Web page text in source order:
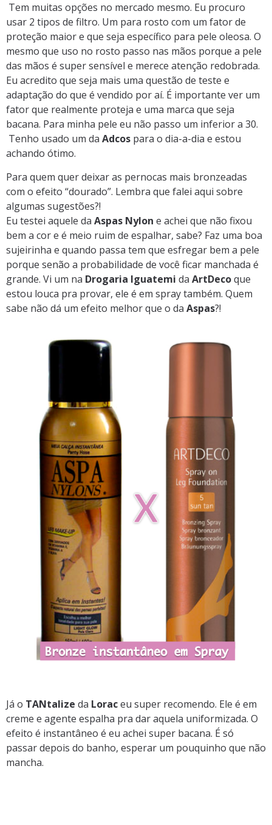
Tem muitas opções no mercado mesmo. Eu procuro
usar 2 tipos de filtro. Um para rosto com um fator de
proteção maior e que seja específico para pele oleosa. O
mesmo que uso no rosto passo nas mãos porque a pele
das mãos é super sensível e merece atenção redobrada.
Eu acredito que seja mais uma questão de teste e
adaptação do que é vendido por aí. É importante ver um
fator que realmente proteja e uma marca que seja
bacana. Para minha pele eu não passo um inferior a 30.
Tenho usado um da Adcos para o dia-a-dia e estou
achando ótimo.
Para quem quer deixar as pernocas mais bronzeadas
com o efeito “dourado”. Lembra que falei aqui sobre
algumas sugestões?!
Eu testei aquele da Aspas Nylon e achei que não fixou
bem a cor e é meio ruim de espalhar, sabe? Faz uma boa
sujeirinha e quando passa tem que esfregar bem a pele
porque senão a probabilidade de você ficar manchada é
grande. Vi um na Drogaria Iguatemi da ArtDecoque
estou louca pra provar, ele é em spray também. Quem
sabe não dá um efeito melhor que o da Aspas?!
Já o TANtalize da Loraceu super recomendo. Ele é em
creme e agente espalha pra dar aquela uniformizada. O
efeito é instantâneo é eu achei super bacana. É só
passar depois do banho, esperar um pouquinho que não
mancha.